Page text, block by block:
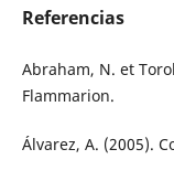
Referencias
Abraham, N. et
Flammarion.
Álvarez, A. (2005).